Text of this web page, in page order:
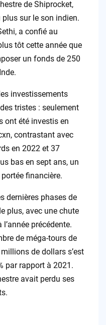
de Shiprocket,
sur le son indien.
a confié au
tôt cette année que
un fonds de 250
investissements
tristes : seulement
ont été investis en
contrastant avec
en 2022 et 37
bas en sept ans, un
financière.
dernières phases de
plus, avec une chute
précédente.
de méga-tours de
de dollars s’est
par rapport à 2021.
avait perdu ses